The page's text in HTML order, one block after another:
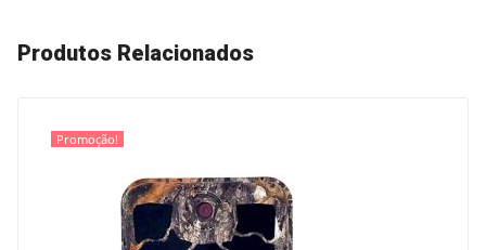
Produtos Relacionados
Promoção!